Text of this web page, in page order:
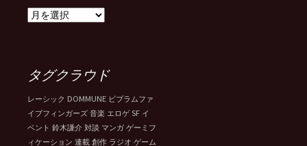
ア
ブ
タグクラウド
レーシック DOMMUNE ビブラムファ
イブフィンガーズ 音楽 エロゲ SF イ
ベント 鈴木謙介 対談 マンガ ゲーミフ
ィケーション 連載 創作 ラジオ ゲーム